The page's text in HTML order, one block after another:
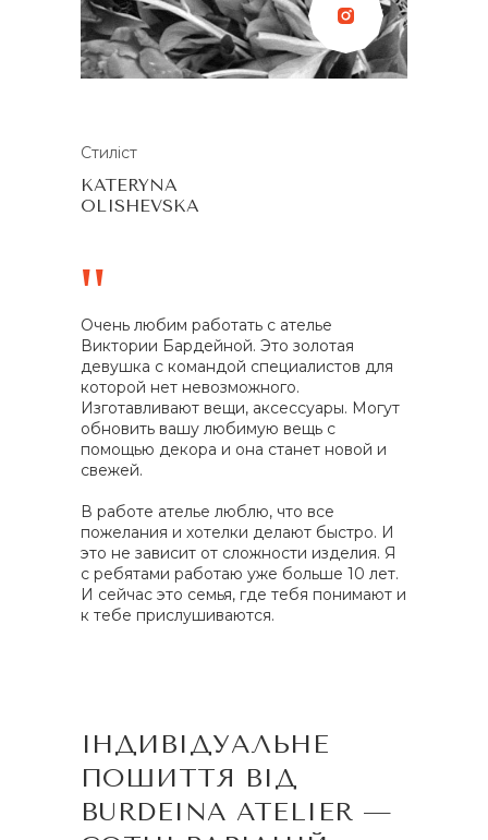
KATERYNA
OLISHEVSKA
Очень любим работать с ателье
Виктории Бардейной. Это золотая
девушка с командой специалистов для
которой нет невозможного.
Изготавливают вещи, аксессуары. Могут
обновить вашу любимую вещь с
помощью декора и она станет новой и
свежей.
В работе ателье люблю, что все
пожелания и хотелки делают быстро. И
это не зависит от сложности изделия. Я
с ребятами работаю уже больше 10 лет.
И сейчас это семья, где тебя понимают и
к тебе прислушиваются.
"
Стиліст
ІНДИВІДУАЛЬНЕ
ПОШИТТЯ ВІД
BURDEINA ATELIER —